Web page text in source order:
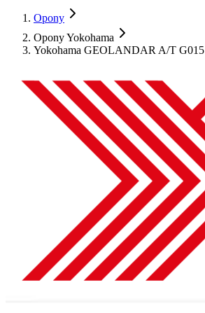
Opony
Opony Yokohama
Yokohama GEOLANDAR A/T G015